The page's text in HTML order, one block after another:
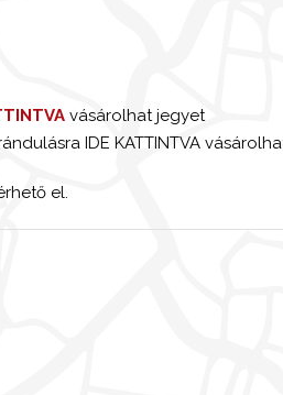
vásárolhat jegyet
IDE KATTINTVA
el.